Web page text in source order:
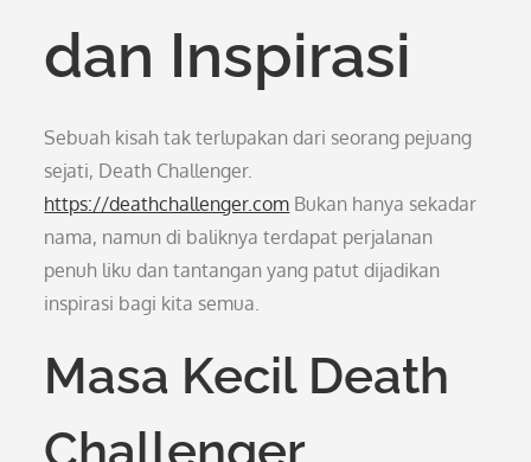
dan Inspirasi
Sebuah kisah tak terlupakan dari seorang pejuang
sejati, Death Challenger.
https://deathchallenger.com Bukan hanya sekadar
nama, namun di baliknya terdapat perjalanan
penuh liku dan tantangan yang patut dijadikan
inspirasi bagi kita semua.
Masa Kecil Death